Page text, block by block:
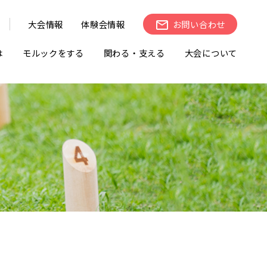
大会情報 体験会情報 お問い合わせ
モルックをする 関わる・支える 大会について